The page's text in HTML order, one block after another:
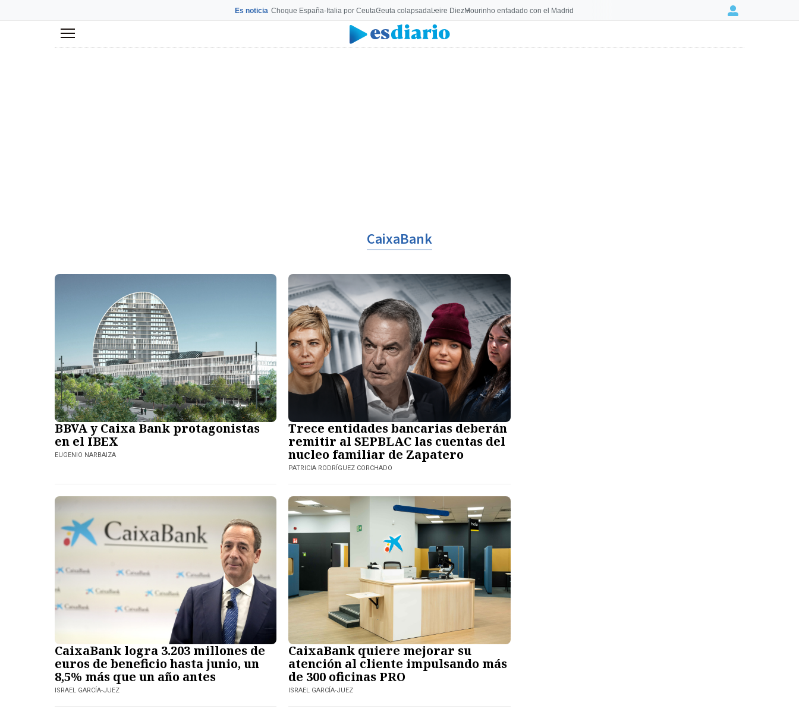
Es noticia Choque España-Italia por CeutaCeuta colapsadaLeire DiezMourinho enfadado con el Madrid Login
Menú
CaixaBank
BBVA y Caixa Bank protagonistas
en el IBEX
EUGENIO NARBAIZA
Trece entidades bancarias deberán
remitir al SEPBLAC las cuentas del
nucleo familiar de Zapatero
PATRICIA RODRÍGUEZ CORCHADO
CaixaBank logra 3.203 millones de
euros de beneficio hasta junio, un
8,5% más que un año antes
ISRAEL GARCÍA-JUEZ
CaixaBank quiere mejorar su
atención al cliente impulsando más
de 300 oficinas PRO
ISRAEL GARCÍA-JUEZ